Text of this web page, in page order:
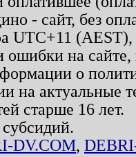
- сайт, без
UTC+11
на
о
на актуальные
старше 16 лет.
DV.COM,